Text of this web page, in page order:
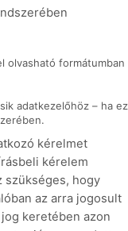
olvasható formátumban
adatkezelőhöz – ha ez
kérelmet
kérelem
szükséges, hogy
az arra jogosult
keretében azon